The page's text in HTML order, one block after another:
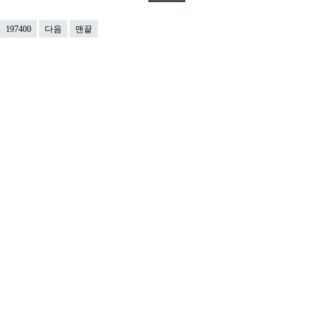
197400 다음 맨끝